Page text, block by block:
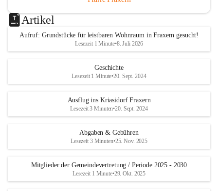
Artikel
Aufruf: Grundstücke für leistbaren Wohnraum in Fraxern gesucht!
Lesezeit 1 Minute•8. Juli 2026
Geschichte
Lesezeit 1 Minute•20. Sept. 2024
Ausflug ins Kriasidorf Fraxern
Lesezeit 3 Minuten•20. Sept. 2024
Abgaben & Gebühren
Lesezeit 3 Minuten•25. Nov. 2025
Mitglieder der Gemeindevertretung / Periode 2025 - 2030
Lesezeit 1 Minute•29. Okt. 2025